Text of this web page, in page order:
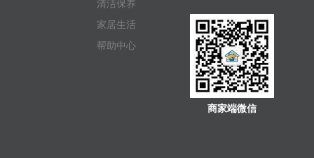
清洁保养
家居生活
帮助中心
商家端微信